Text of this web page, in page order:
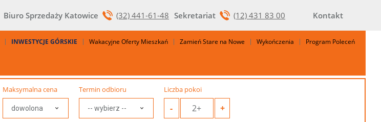
Kontakt
Biuro Sprzedaży Katowice (32) 441-61-48 Sekretariat (12) 431 83 00
INWESTYCJE GÓRSKIE Wakacyjne Oferty Mieszkań Zamień Stare na Nowe Wykończenia Program Poleceń
Maksymalna cena Termin odbioru Liczba pokoi
- 2+ +